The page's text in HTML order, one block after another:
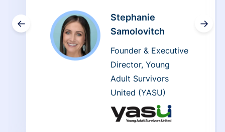
←
Stephanie
Samolovitch
Founder & Executive
Director, Young
Adult Survivors
United (YASU)
→